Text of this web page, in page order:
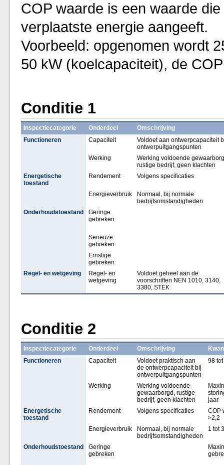
COP waarde is een waarde
verplaatste energie aangeeft.
Voorbeeld: opgenomen wordt
50 kW (koelcapaciteit), de
Conditie 1
Inspectiecategorie Onderdeel
Omschrijving
Functioneren
Capaciteit
Voldoet aan ontwerpcapaciteit
ontwerpuitgangspunten
Werking
Werking voldoende
rustige bedrijf, geen klachten
Energetische
toestand
Rendement Volgens specificaties
Energieverbruik
Normaal, bij normale
bedrijfsomstandigheden
Onderhoudstoestand
Geringe
gebreken
Serieuze
gebreken
Ernstige
gebreken
Regel- en wetgeving
Regel- en
wetgeving
Voldoet geheel aan de
voorschriften NEN 1010, 3140,
3380, STEK
Conditie 2
Inspectiecategorie Onderdeel Omschrijving
Functioneren
Capaciteit
Voldoet praktisch aan
de ontwerpcapaciteit bij
ontwerpuitgangspunten
98
Werking
Werking voldoende
gewaarborgd, rustige
bedrijf, geen klachten
jaar
Energetische
toestand
Rendement Volgens specificaties
COP
>2,2
Energieverbruik
Normaal, bij normale
bedrijfsomstandigheden
1 tot
Onderhoudstoestand
Geringe
gebreken